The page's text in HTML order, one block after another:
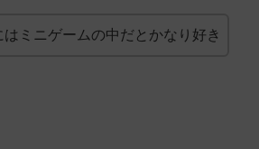
はミニゲームの中だとかなり好き